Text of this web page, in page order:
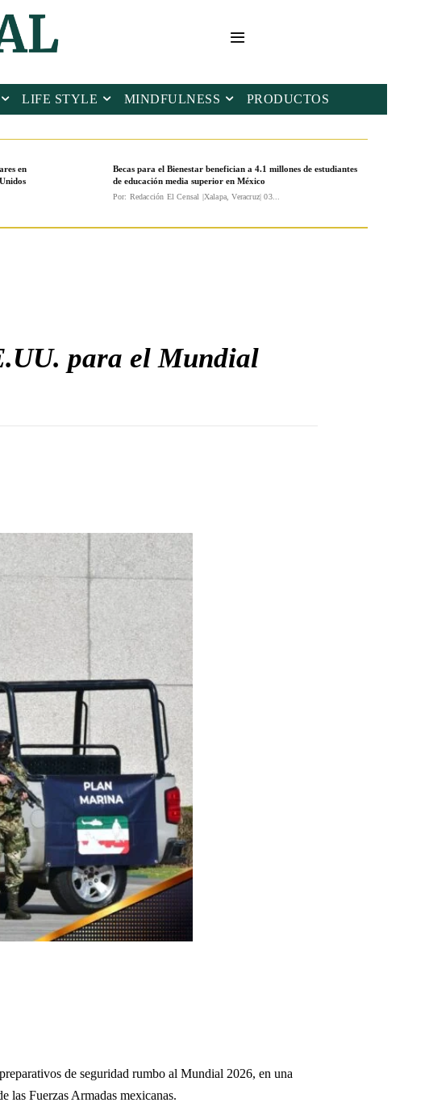
LIFE STYLE MINDFULNESS PRODUCTOS
en
Becas para el Bienestar benefician a 4.1 millones de estudiantes
de educación media superior en México
Por: Redacción El Censal |Xalapa, Veracruz| 03...
para el Mundial
de seguridad rumbo al Mundial 2026, en una
las Fuerzas Armadas mexicanas.